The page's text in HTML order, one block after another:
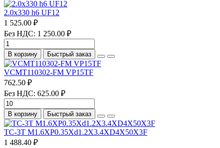
2.0х330 h6 UF12
1 525.00 ₽
Без НДС: 1 250.00 ₽
В корзину Быстрый заказ
VCMT110302-FM VP15TF
762.50 ₽
Без НДС: 625.00 ₽
В корзину Быстрый заказ
TC-3T M1.6XP0.35Xd1.2X3.4XD4X50X3F
1 488.40 ₽